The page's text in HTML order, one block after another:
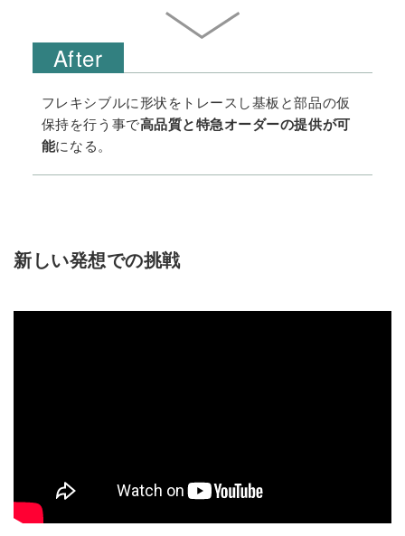
フレキシブルに形状をトレースし基板と部品の仮
保持を行う事で高品質と特急オーダーの提供が可
能になる。
新しい発想での挑戦